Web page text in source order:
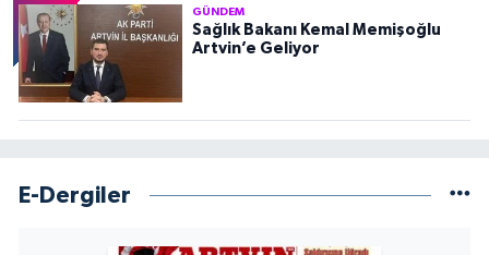
GÜNDEM
Sağlık Bakanı Kemal Memişoğlu
Artvin’e Geliyor
E-Dergiler